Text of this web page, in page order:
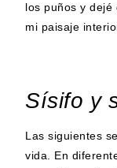
los puños y dejé
mi paisaje
Sísifo y
Las siguientes
vida. En